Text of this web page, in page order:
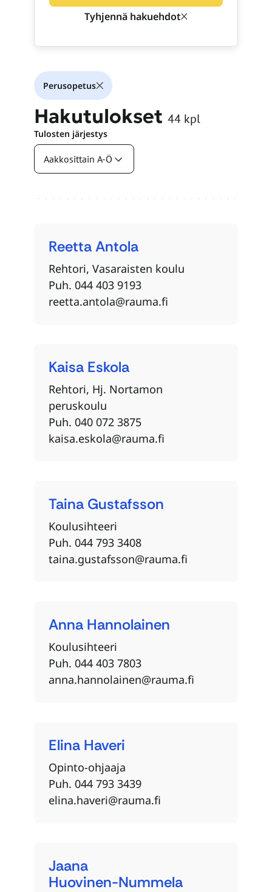
Tyhjennä hakuehdot
Hakutulokset 44 kpl
Tulosten järjestys
Perusopetus
Haun tulokset
Antola
Reetta
Rehtori, Vasaraisten koulu
Puh. 044 403 9193
reetta.antola@rauma.fi
Eskola
Kaisa
Rehtori, Hj. Nortamon
peruskoulu
Puh. 040 072 3875
kaisa.eskola@rauma.fi
Gustafsson
Taina
Koulusihteeri
Puh. 044 793 3408
taina.gustafsson@rauma.fi
Hannolainen
Anna
Koulusihteeri
Puh. 044 403 7803
anna.hannolainen@rauma.fi
Haveri
Elina
Opinto-ohjaaja
Puh. 044 793 3439
elina.haveri@rauma.fi
Huovinen-Nummela
Jaana